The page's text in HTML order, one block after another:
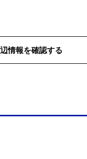
情報を確認する